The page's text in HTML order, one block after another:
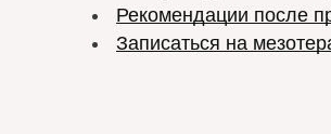
Рекомендации после
Записаться на